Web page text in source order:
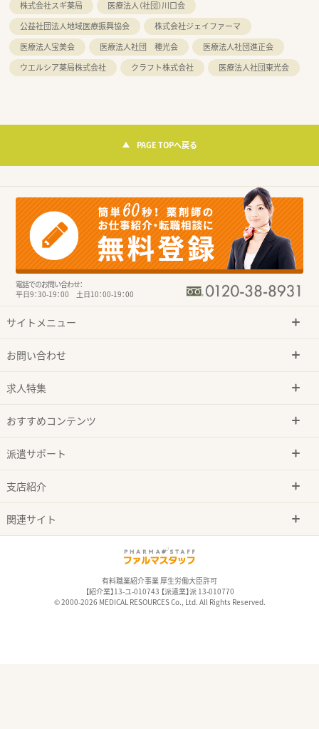
株式会社スギ薬局
医療法人（社団）川口会
公益社団法人地域医療振興協会
株式会社ジェイファーマ
医療法人宝美会
医療法人社団 種光会
医療法人社団進正会
ウエルシア薬局株式会社
クラフト株式会社 医療法人社団東光会
PAGE TOPへ戻る
電話でのお問い合わせ：
平日9：30-19：00 土日10：00-19：00
サイトメニュー
お問い合わせ
求人特集
おすすめコンテンツ
派遣サポート
支店紹介
関連サイト
有料職業紹介事業 厚生労働大臣許可
【紹介業】13-ユ-010743 【派遣業】派 13-010770
© 2000-2026 MEDICAL RESOURCES Co., Ltd. All Rights Reserved.